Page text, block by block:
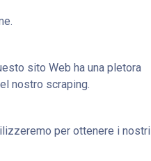
sito Web ha una pletora
nostro scraping.
per ottenere i nostri